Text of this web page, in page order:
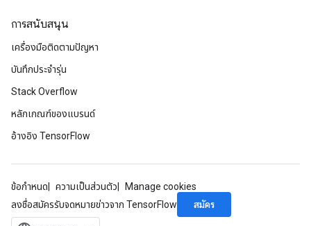
การสนับสนุน
เครื่องมือติดตามปัญหา
บันทึกประจำรุ่น
Stack Overflow
หลักเกณฑ์ของแบรนด์
อ้างอิง TensorFlow
ข้อกำหนด ความเป็นส่วนตัว
Manage cookies
ลงชื่อสมัครรับจดหมายข่าวจาก TensorFlow
สมัคร